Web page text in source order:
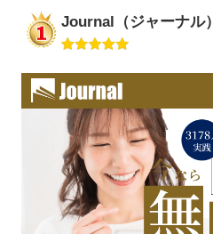
Journal（ジャーナル）